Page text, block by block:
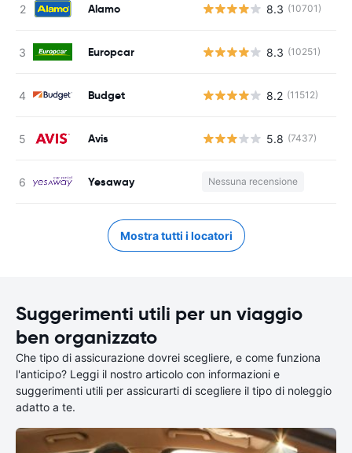
Alamo 8.3 (10701)
Europcar 8.3 (10251)
Budget 8.2 (11512)
Avis 5.8 (7437)
Yesaway Nessuna recensione
Mostra tutti i locatori
Suggerimenti utili per un viaggio
ben organizzato
Che tipo di assicurazione dovrei scegliere, e come funziona
l'anticipo? Leggi il nostro articolo con informazioni e
suggerimenti utili per assicurarti di scegliere il tipo di noleggio
adatto a te.